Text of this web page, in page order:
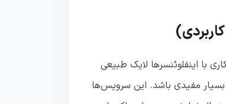
با اینفلوئنسرها لایک طبیعی
بسیار مفیدی باشد. این سرویس‌ها